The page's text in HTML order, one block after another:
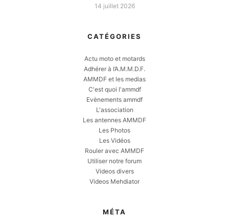
14 juillet 2026
CATÉGORIES
Actu moto et motards
Adhérer à l’A.M.M.D.F.
AMMDF et les medias
C'est quoi l'ammdf
Evènements ammdf
L'association
Les antennes AMMDF
Les Photos
Les Vidéos
Rouler avec AMMDF
Utiliser notre forum
Videos divers
Videos Mehdiator
MÉTA